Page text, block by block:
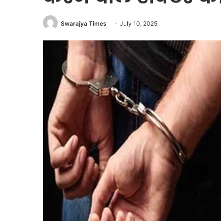
Swarajya Times July 10, 2025